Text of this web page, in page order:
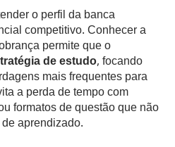
o perfil da banca
competitivo. Conhecer a
permite que o
de estudo, focando
mais frequentes para
a perda de tempo com
formatos de questão que não
aprendizado.